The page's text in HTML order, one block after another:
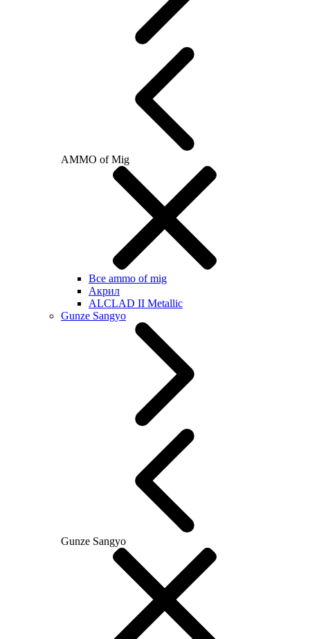
AMMO of Mig
Все ammo of mig
Акрил
ALCLAD II Metallic
Gunze Sangyo
Gunze Sangyo